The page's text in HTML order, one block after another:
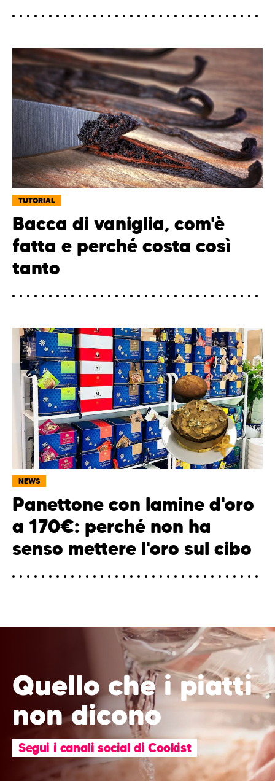
TUTORIAL
Bacca di vaniglia, com'è
fatta e perché costa così
tanto
NEWS
Panettone con lamine d'oro
a 170€: perché non ha
senso mettere l'oro sul cibo
Quello che i piatti
non dicono
Segui i canali social di Cookist